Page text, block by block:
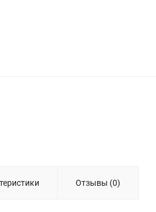
Отзывы (0)